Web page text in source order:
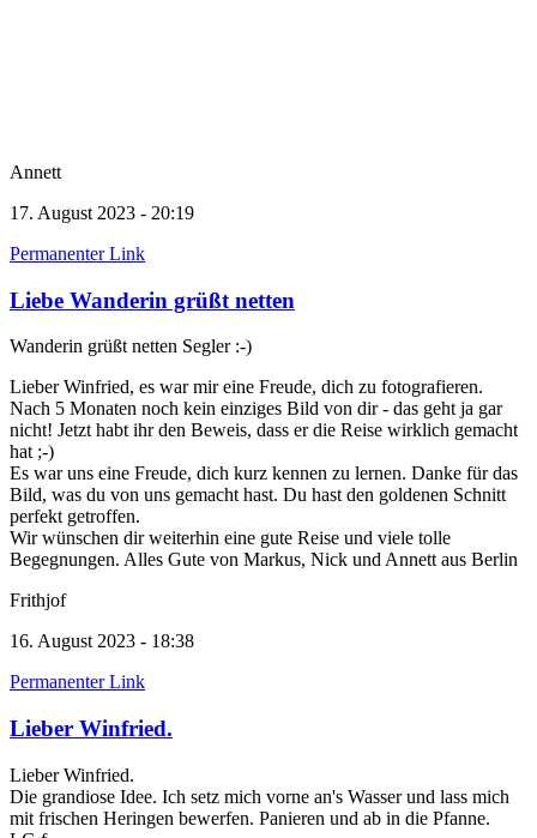
Annett
17. August 2023 - 20:19
Permanenter Link
Liebe Wanderin grüßt netten
Wanderin grüßt netten Segler :-)
Lieber Winfried, es war mir eine Freude, dich zu fotografieren.
Nach 5 Monaten noch kein einziges Bild von dir - das geht ja gar
nicht! Jetzt habt ihr den Beweis, dass er die Reise wirklich gemacht
hat ;-)
Es war uns eine Freude, dich kurz kennen zu lernen. Danke für das
Bild, was du von uns gemacht hast. Du hast den goldenen Schnitt
perfekt getroffen.
Wir wünschen dir weiterhin eine gute Reise und viele tolle
Begegnungen. Alles Gute von Markus, Nick und Annett aus Berlin
Frithjof
16. August 2023 - 18:38
Permanenter Link
Lieber Winfried.
Lieber Winfried.
Die grandiose Idee. Ich setz mich vorne an's Wasser und lass mich
mit frischen Heringen bewerfen. Panieren und ab in die Pfanne.